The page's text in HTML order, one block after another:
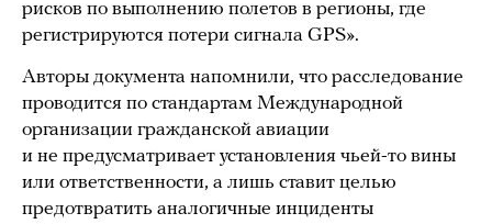
рисков по выполнению полетов в регионы, где
регистрируются потери сигнала GPS».
Авторы документа напомнили, что расследование
проводится по стандартам Международной
организации гражданской авиации
и не предусматривает установления чьей-то вины
или ответственности, а лишь ставит целью
предотвратить аналогичные инциденты